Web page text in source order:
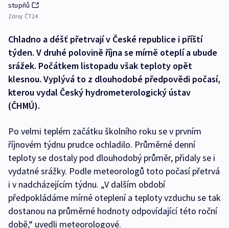
stupňů
Zdroj: ČT24
Chladno a déšť přetrvají v České republice i příští
týden. V druhé polovině října se mírně oteplí a ubude
srážek. Počátkem listopadu však teploty opět
klesnou. Vyplývá to z dlouhodobé předpovědi počasí,
kterou vydal Český hydrometerologický ústav
(ČHMÚ).
Po velmi teplém začátku školního roku se v prvním
říjnovém týdnu prudce ochladilo. Průměrné denní
teploty se dostaly pod dlouhodobý průměr, přidaly se i
vydatné srážky. Podle meteorologů toto počasí přetrvá
i v nadcházejícím týdnu. „V dalším období
předpokládáme mírné oteplení a teploty vzduchu se tak
dostanou na průměrné hodnoty odpovídající této roční
době,“ uvedli meteorologové.